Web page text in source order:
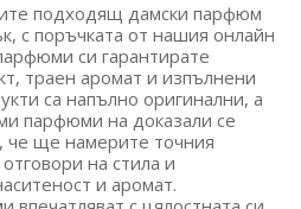
подходящ дамски парфюм
с поръчката от нашия онлайн
си гарантирате
траен аромат и изпълнени
са напълно оригинални, а
парфюми на доказали се
че ще намерите точния
на стила и
и аромат.